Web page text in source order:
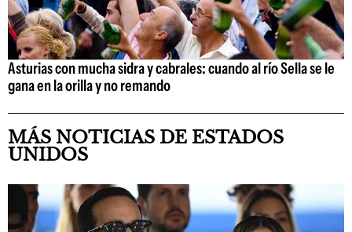
Asturias con mucha sidra y cabrales: cuando al río Sella se le
gana en la orilla y no remando
MÁS NOTICIAS DE ESTADOS
UNIDOS